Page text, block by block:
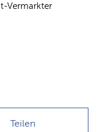
Vermarkter
Teilen